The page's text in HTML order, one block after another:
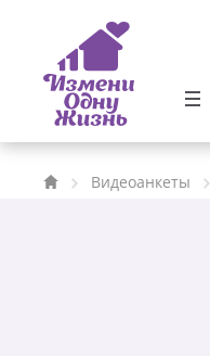
Видеоанкеты